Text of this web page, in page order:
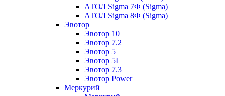
АТОЛ Sigma 7Ф (Sigma)
АТОЛ Sigma 8Ф (Sigma)
Эвотор
Эвотор 10
Эвотор 7.2
Эвотор 5
Эвотор 5I
Эвотор 7.3
Эвотор Power
Меркурий